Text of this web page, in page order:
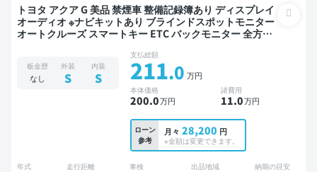
トヨタ アクア G 美品 禁煙車 整備記録簿あり ディスプレイ
オーディオ ※ナビキットあり ブラインドスポットモニター
オートクルーズ スマートキー ETC バックモニター 全方位
板金歴
なし
外装
S
内装
S
支払総額
211.0 万円
本体価格
200.0万円
諸費用
11.0万円
ローン
参考
月々 28,200 円
※金額は変更できます。
年式 走行距離 車検 出品地域 納期の目安